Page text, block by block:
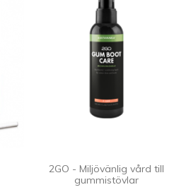
2GO - Miljövänlig vård till
gummistövlar